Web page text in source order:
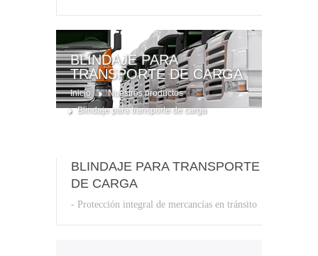
BLINDAJE PARA
TRANSPORTE DE CARGA
Inicio
Nuestros productos
Blindaje para transporte de carga
BLINDAJE PARA TRANSPORTE
DE CARGA
- Protección integral de mercancías en tránsito